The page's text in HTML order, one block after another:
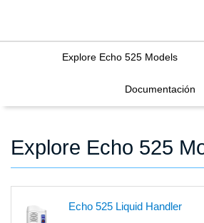
Explore Echo 525 Models
Documentación
Explore Echo 525
Echo 525 Liquid Handler